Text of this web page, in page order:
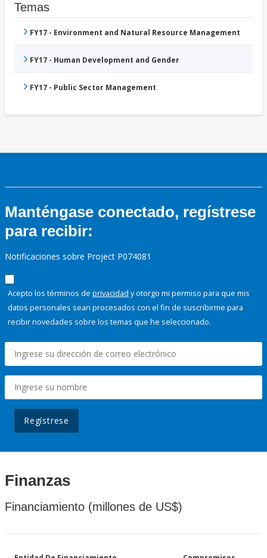
Temas
FY17 - Environment and Natural Resource Management
FY17 - Human Development and Gender
FY17 - Public Sector Management
Manténgase conectado, regístrese
para recibir:
Notificaciones sobre Project P074081
Acepto los términos de privacidad y otorgo mi permiso para que mis
datos personales sean procesados con el fin de suscribirme para
recibir novedades sobre los temas que he seleccionado.
Regístrese
Finanzas
Financiamiento (millones de US$)